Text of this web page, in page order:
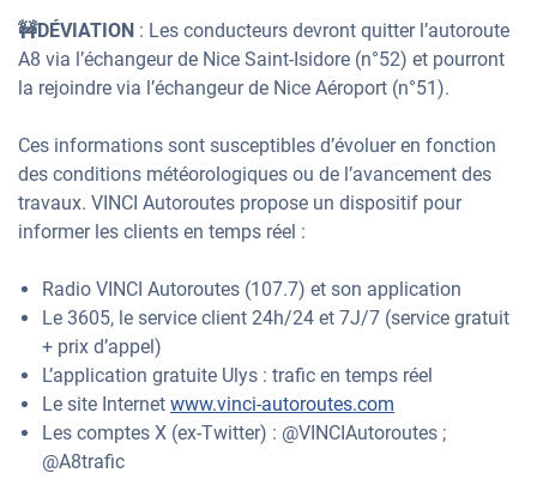
🚧DÉVIATION : Les conducteurs devront quitter l’autoroute
A8 via l’échangeur de Nice Saint-Isidore (n°52) et pourront
la rejoindre via l’échangeur de Nice Aéroport (n°51).
Ces informations sont susceptibles d’évoluer en fonction
des conditions météorologiques ou de l’avancement des
travaux. VINCI Autoroutes propose un dispositif pour
informer les clients en temps réel :
Radio VINCI Autoroutes (107.7) et son application
Le 3605, le service client 24h/24 et 7J/7 (service gratuit
+ prix d’appel)
L’application gratuite Ulys : trafic en temps réel
Le site Internet www.vinci-autoroutes.com
Les comptes X (ex-Twitter) : @VINCIAutoroutes ;
@A8trafic